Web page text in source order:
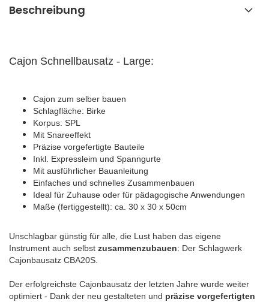
Beschreibung
Cajon Schnellbausatz - Large:
Cajon zum selber bauen
Schlagfläche: Birke
Korpus: SPL
Mit Snareeffekt
Präzise vorgefertigte Bauteile
Inkl. Expressleim und Spanngurte
Mit ausführlicher Bauanleitung
Einfaches und schnelles Zusammenbauen
Ideal für Zuhause oder für pädagogische Anwendungen
Maße (fertiggestellt): ca. 30 x 30 x 50cm
Unschlagbar günstig für alle, die Lust haben das eigene
Instrument auch selbst zusammenzubauen: Der Schlagwerk
Cajonbausatz CBA20S.
Der erfolgreichste Cajonbausatz der letzten Jahre wurde weiter
optimiert - Dank der neu gestalteten und präzise vorgefertigten